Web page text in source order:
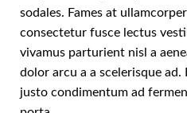
sodales. Fames at
consectetur fusce lectus
vivamus parturient nisl a
dolor arcu a a scelerisque ad.
justo condimentum ad